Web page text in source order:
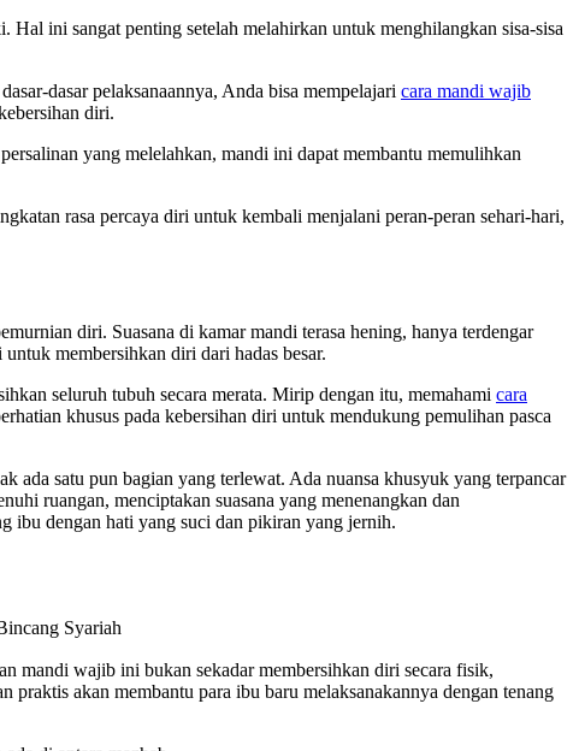
ini sangat penting setelah melahirkan untuk menghilangkan sisa-sisa
dasar pelaksanaannya, Anda bisa mempelajari cara mandi wajib
diri.
yang melelahkan, mandi ini dapat membantu memulihkan
rasa percaya diri untuk kembali menjalani peran-peran sehari-hari,
diri. Suasana di kamar mandi terasa hening, hanya terdengar
membersihkan diri dari hadas besar.
seluruh tubuh secara merata. Mirip dengan itu, memahami cara
khusus pada kebersihan diri untuk mendukung pemulihan pasca
ada satu pun bagian yang terlewat. Ada nuansa khusyuk yang terpancar
ruangan, menciptakan suasana yang menenangkan dan
ibu dengan hati yang suci dan pikiran yang jernih.
mandi wajib ini bukan sekadar membersihkan diri secara fisik,
akan membantu para ibu baru melaksanakannya dengan tenang